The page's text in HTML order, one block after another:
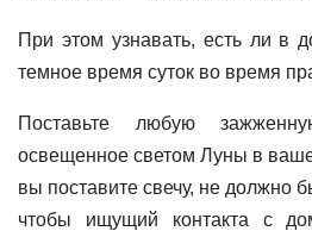
При этом узнавать, есть ли в
темное время суток во время
Поставьте любую
освещенное светом Луны в
вы поставите свечу, не должно
чтобы ищущий контакта с